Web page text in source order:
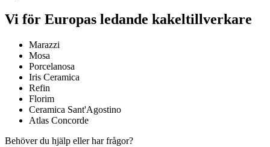
Vi för Europas ledande kakeltillverkare
Marazzi
Mosa
Porcelanosa
Iris Ceramica
Refin
Florim
Ceramica Sant'Agostino
Atlas Concorde
Behöver du hjälp eller har frågor?